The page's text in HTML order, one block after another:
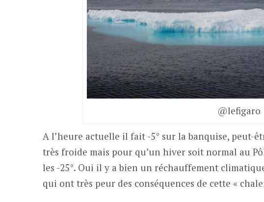
@lefigaro
A l’heure actuelle il fait -5° sur la banquise, peut-
très froide mais pour qu’un hiver soit normal au
les -25°. Oui il y a bien un réchauffement
qui ont très peur des conséquences de cette «